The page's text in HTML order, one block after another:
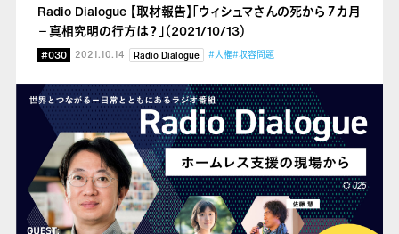
Radio Dialogue 【取材報告】「ウィシュマさんの死から７カ月
－真相究明の行方は？」（2021/10/13）
#030 2021.10.14 Radio Dialogue #人権#収容問題